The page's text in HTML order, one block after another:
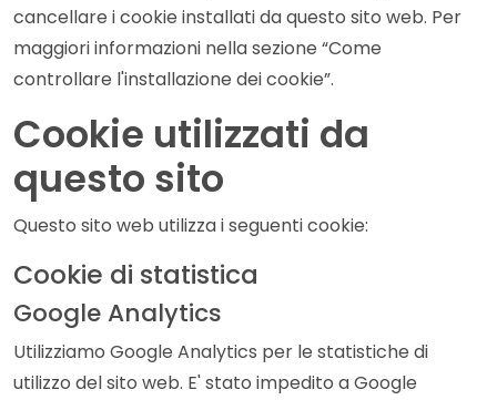
cancellare i cookie installati da questo sito web. Per
maggiori informazioni nella sezione “Come
controllare l'installazione dei cookie”.
Cookie utilizzati da
questo sito
Questo sito web utilizza i seguenti cookie:
Cookie di statistica
Google Analytics
Utilizziamo Google Analytics per le statistiche di
utilizzo del sito web. E' stato impedito a Google